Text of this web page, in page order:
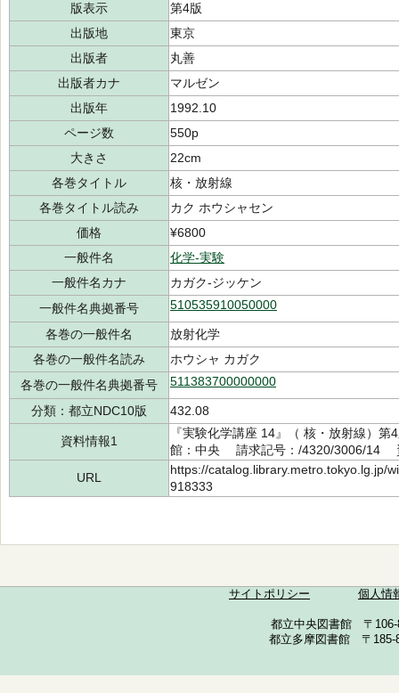
版表示
第4版
出版地
東京
出版者
丸善
出版者カナ
マルゼン
出版年
1992.10
ページ数
550p
大きさ
22cm
各巻タイトル
核・放射線
各巻タイトル読み
カク ホウシャセン
価格
¥6800
一般件名
化学-実験
一般件名カナ
カガク-ジッケン
一般件名典拠番号
510535910050000
各巻の一般件名
放射化学
各巻の一般件名読み
ホウシャ カガク
各巻の一般件名典拠番号
511383700000000
分類：都立NDC10版 432.08
資料情報1
『実験化学講座 14』（ 核・放射線
館：中央 請求記号：/4320/3006/14
URL
https://catalog.library.metro.tokyo.lg.jp/
918333
サイトポリシー 個人情
都立中央図書館 〒
都立多摩図書館 〒185-